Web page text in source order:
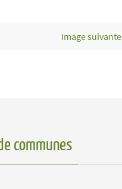
Image suivante
communes